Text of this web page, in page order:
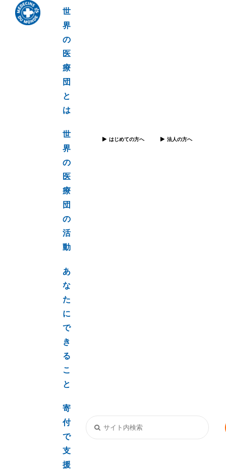
世
界
の
医
療
団
と
は
世
界
の
医
療
団
の
活
動
あ
な
た
に
で
き
る
こ
と
寄
付
で
支
援
はじめての方へ 法人の方へ